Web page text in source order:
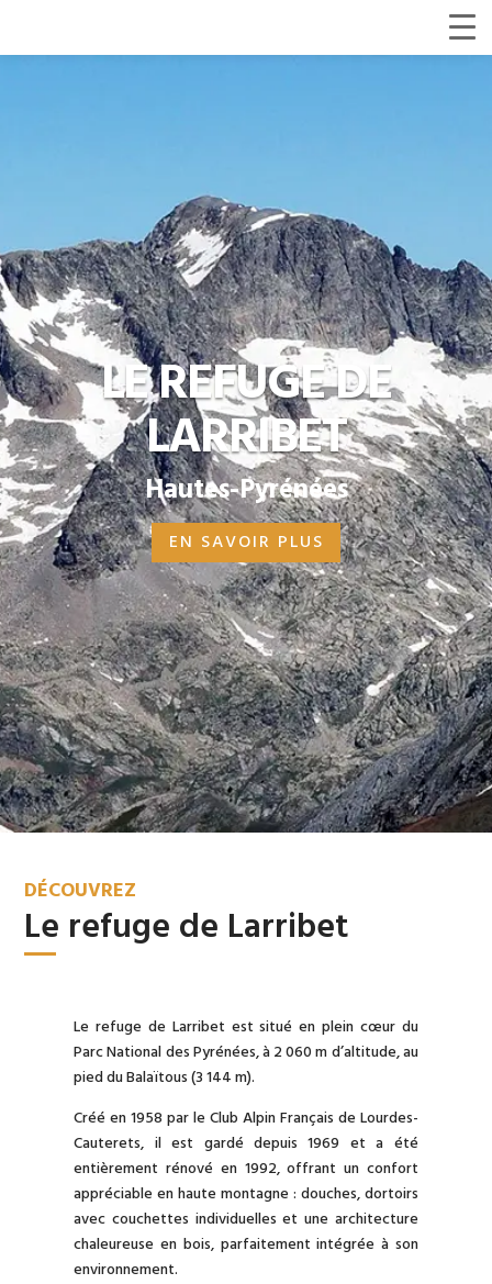
LE REFUGE DE
LARRIBET
Hautes-Pyrénées
EN SAVOIR PLUS
DÉCOUVREZ
Le refuge de Larribet
Le refuge de Larribet est situé en plein cœur du
Parc National des Pyrénées, à 2 060 m d’altitude, au
pied du Balaïtous (3 144 m).
Créé en 1958 par le Club Alpin Français de Lourdes-
Cauterets, il est gardé depuis 1969 et a été
entièrement rénové en 1992, offrant un confort
appréciable en haute montagne : douches, dortoirs
avec couchettes individuelles et une architecture
chaleureuse en bois, parfaitement intégrée à son
environnement.